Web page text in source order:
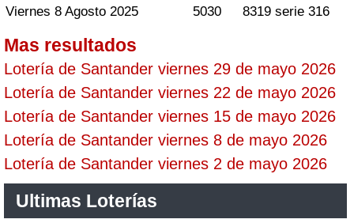
Viernes 8 Agosto 2025 5030 8319 serie 316
Mas resultados
Lotería de Santander viernes 29 de mayo 2026
Lotería de Santander viernes 22 de mayo 2026
Lotería de Santander viernes 15 de mayo 2026
Lotería de Santander viernes 8 de mayo 2026
Lotería de Santander viernes 2 de mayo 2026
Ultimas Loterías